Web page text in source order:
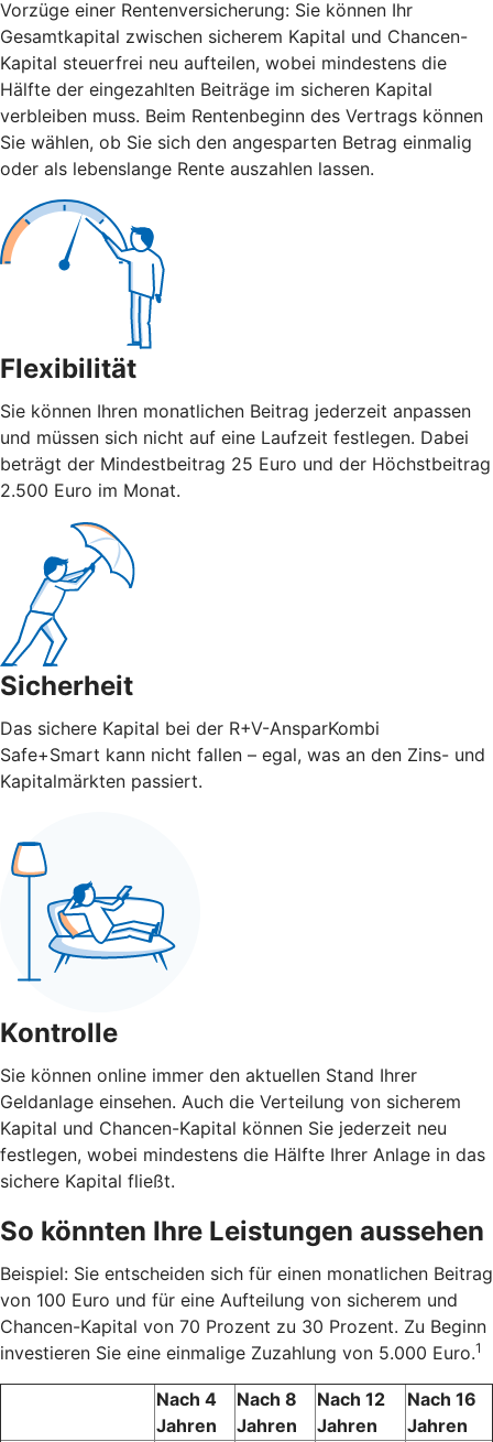
Vorzüge einer Rentenversicherung: Sie können Ihr
Gesamtkapital zwischen sicherem Kapital und Chancen-
Kapital steuerfrei neu aufteilen, wobei mindestens die
Hälfte der eingezahlten Beiträge im sicheren Kapital
verbleiben muss. Beim Rentenbeginn des Vertrags können
Sie wählen, ob Sie sich den angesparten Betrag einmalig
oder als lebenslange Rente auszahlen lassen.
Flexibilität
Sie können Ihren monatlichen Beitrag jederzeit anpassen
und müssen sich nicht auf eine Laufzeit festlegen. Dabei
beträgt der Mindestbeitrag 25 Euro und der Höchstbeitrag
2.500 Euro im Monat.
Sicherheit
Das sichere Kapital bei der R+V-AnsparKombi
Safe+Smart kann nicht fallen – egal, was an den Zins- und
Kapitalmärkten passiert.
Kontrolle
Sie können online immer den aktuellen Stand Ihrer
Geldanlage einsehen. Auch die Verteilung von sicherem
Kapital und Chancen-Kapital können Sie jederzeit neu
festlegen, wobei mindestens die Hälfte Ihrer Anlage in das
sichere Kapital fließt.
So könnten Ihre Leistungen aussehen
Beispiel: Sie entscheiden sich für einen monatlichen Beitrag
von 100 Euro und für eine Aufteilung von sicherem und
Chancen-Kapital von 70 Prozent zu 30 Prozent. Zu Beginn
investieren Sie eine einmalige Zuzahlung von 5.000 Euro.1
Nach 4
Jahren
Nach 8
Jahren
Nach 12
Jahren
Nach 16
Jahren